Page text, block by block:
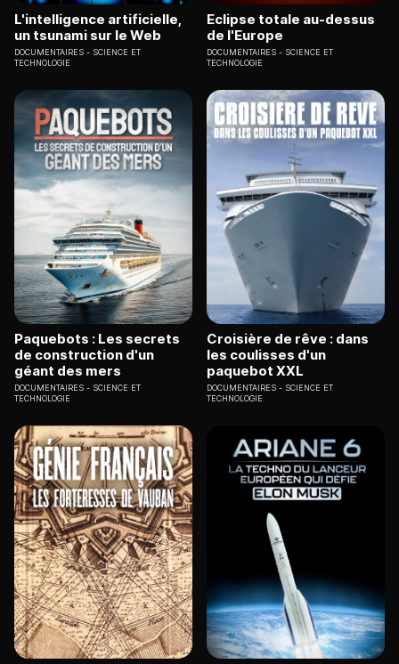
L'intelligence artificielle,
un tsunami sur le Web
DOCUMENTAIRES
SCIENCE ET
TECHNOLOGIE
Eclipse totale au-dessus
de l'Europe
DOCUMENTAIRES
SCIENCE ET
TECHNOLOGIE
Paquebots : Les secrets
de construction d'un
géant des mers
DOCUMENTAIRES
SCIENCE ET
TECHNOLOGIE
Croisière de rêve : dans
les coulisses d'un
paquebot XXL
DOCUMENTAIRES
SCIENCE ET
TECHNOLOGIE